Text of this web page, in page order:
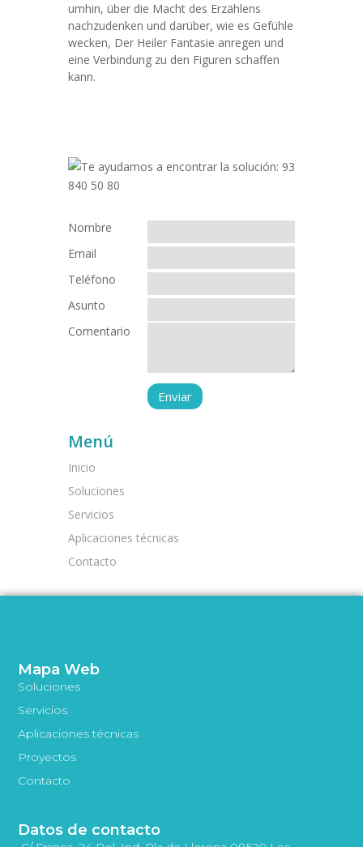
umhin, über die Macht des Erzählens
nachzudenken und darüber, wie es Gefühle
wecken, Der Heiler Fantasie anregen und
eine Verbindung zu den Figuren schaffen
kann.
Nombre
Email
Teléfono
Asunto
Comentario
Menú
Inicio
Soluciones
Servicios
Aplicaciones técnicas
Contacto
Mapa Web
Soluciones
Servicios
Aplicaciones técnicas
Proyectos
Contacto
Datos de contacto